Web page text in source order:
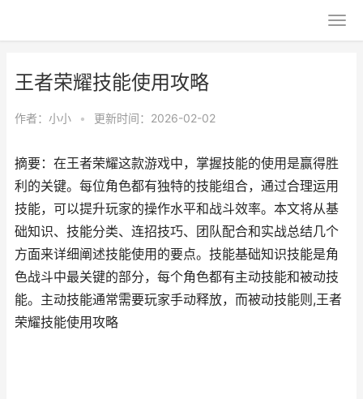
王者荣耀技能使用攻略
作者： 小小 • 更新时间：2026-02-02
摘要：在王者荣耀这款游戏中，掌握技能的使用是赢得胜
利的关键。每位角色都有独特的技能组合，通过合理运用
技能，可以提升玩家的操作水平和战斗效率。本文将从基
础知识、技能分类、连招技巧、团队配合和实战总结几个
方面来详细阐述技能使用的要点。技能基础知识技能是角
色战斗中最关键的部分，每个角色都有主动技能和被动技
能。主动技能通常需要玩家手动释放，而被动技能则,王者
荣耀技能使用攻略